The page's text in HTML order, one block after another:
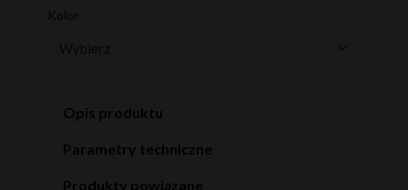
Kolor
Opis produktu
Parametry techniczne
Produkty powiązane